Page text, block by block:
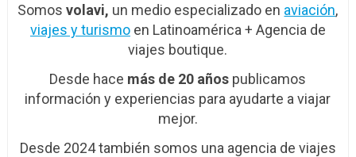
Somosvolavi, un medio especializado en aviación,
viajes y turismoen Latinoamérica + Agencia de
viajes boutique.
Desde hace más de 20 años publicamos
información y experiencias para ayudarte a viajar
mejor.
Desde 2024 también somos una agencia de viajes